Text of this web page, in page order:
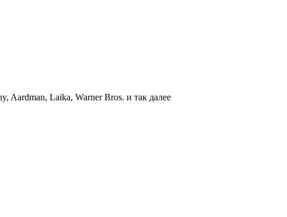
Aardman, Laika, Warner Bros. и так далее